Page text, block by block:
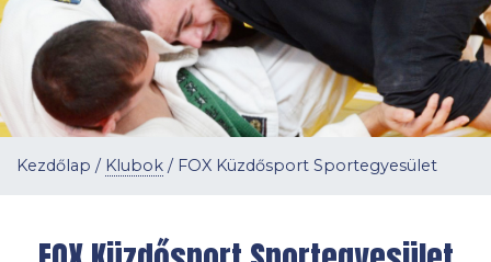
Kezdőlap / Klubok / FOX Küzdősport Sportegyesület